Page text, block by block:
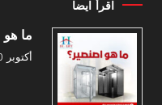
اقرأ ايضا
ما هو
أكتوبر 30, 2024